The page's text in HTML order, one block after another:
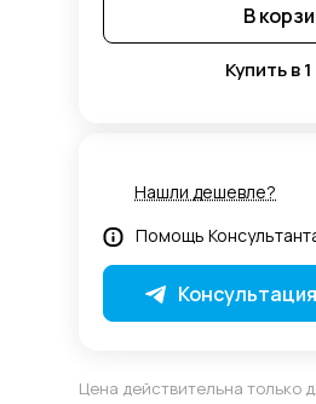
В
Купить в
Нашли дешевле?
Помощь
Цена действительна только